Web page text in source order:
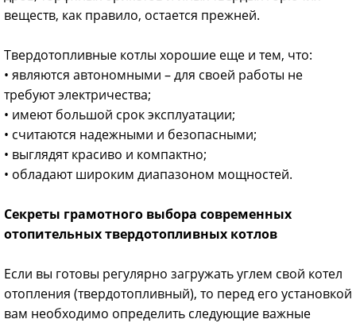
веществ, как правило, остается прежней.
Твердотопливные котлы хорошие еще и тем, что:
• являются автономными – для своей работы не
требуют электричества;
• имеют большой срок эксплуатации;
• считаются надежными и безопасными;
• выглядят красиво и компактно;
• обладают широким диапазоном мощностей.
Секреты грамотного выбора современных
отопительных твердотопливных котлов
Если вы готовы регулярно загружать углем свой котел
отопления (твердотопливный), то перед его установкой
вам необходимо определить следующие важные